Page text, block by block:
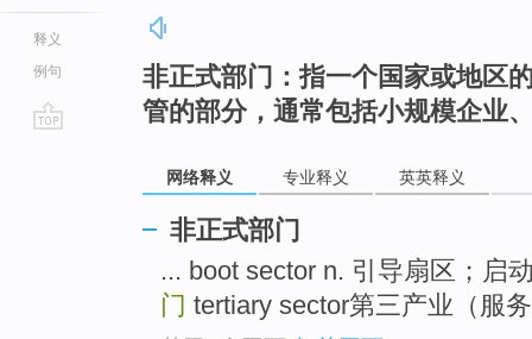
释义
例句
非正式部门：指一个国家或地区
管的部分，通常包括小规模企业
网络释义 专业释义 英英释义
非正式部门
... boot sector n. 引导扇区；启
门 tertiary sector第三产业（服